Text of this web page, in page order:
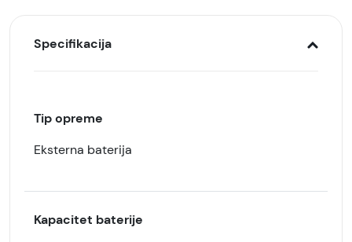
Specifikacija
Tip opreme
Eksterna baterija
Kapacitet baterije